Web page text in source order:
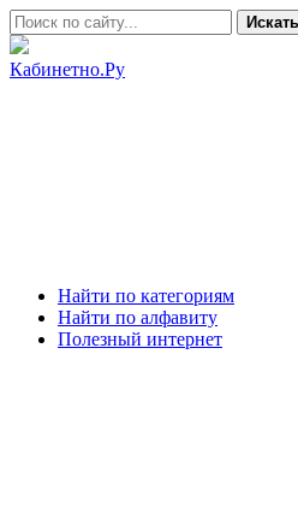
Искать
Кабинетно.Ру
Найти по категориям
Найти по алфавиту
Полезный интернет